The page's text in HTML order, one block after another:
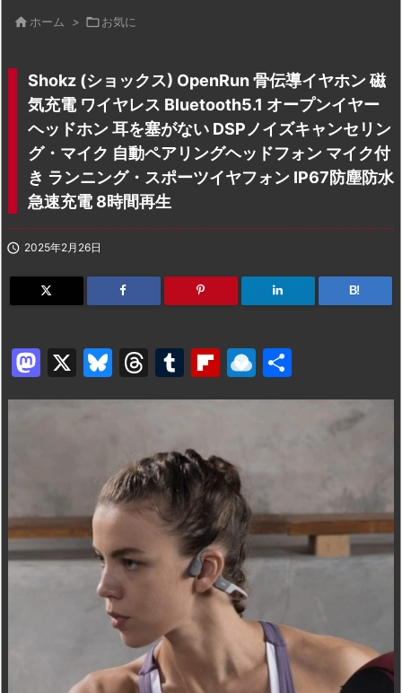
 ホーム > お気に
Shokz (ショックス) OpenRun 骨伝導イヤホン 磁
気充電 ワイヤレス Bluetooth5.1 オープンイヤー
ヘッドホン 耳を塞がない DSPノイズキャンセリン
グ・マイク 自動ペアリングヘッドフォン マイク付
き ランニング・スポーツイヤフォン IP67防塵防水
急速充電 8時間再生
 2025年2月26日
B!
M
a
n
X
Bl
u
k
y
T
hr
a
d
s
T
u
bl
r
Fl
ip
o
ar
d
R
ai
o
p.
io
有